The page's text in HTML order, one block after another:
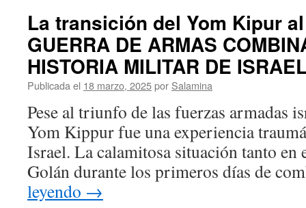
La transición del Yom Kipur
GUERRA DE ARMAS
HISTORIA MILITAR DE
Publicada el 18 marzo, 2025por Salamina
Pese al triunfo de las fuerzas armadas
Yom Kippur fue una experiencia
Israel. La calamitosa situación tanto en
Golán durante los primeros días de
leyendo →